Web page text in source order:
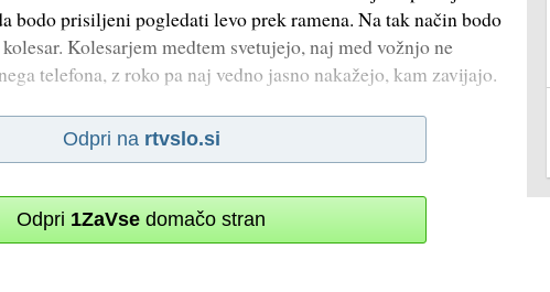
bodo prisiljeni pogledati levo prek ramena. Na tak način bodo
Kolesarjem medtem svetujejo, naj med vožnjo ne
telefona, z roko pa naj vedno jasno nakažejo, kam zavijajo.
Odpri na rtvslo.si
Odpri 1ZaVse domačo stran